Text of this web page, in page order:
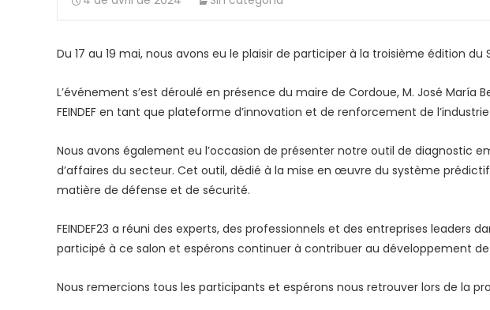
Du 17 au 19 mai, nous avons eu le plaisir de participer à la troisième édition du
L’événement s’est déroulé en présence du maire de Cordoue, M. José
FEINDEF en tant que plateforme d’innovation et de renforcement de
Nous avons également eu l’occasion de présenter notre outil de diagnostic
d’affaires du secteur. Cet outil, dédié à la mise en œuvre du système
matière de défense et de sécurité.
FEINDEF23 a réuni des experts, des professionnels et des entreprises
participé à ce salon et espérons continuer à contribuer au développement
Nous remercions tous les participants et espérons nous retrouver lors de la